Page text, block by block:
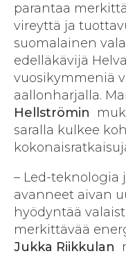
parantaa
vireyttä ja
suomalainen
edelläkävijä
vuosikymmeniä
aallonharjalla.
Hellströmin
saralla kulkee
– Led-teknologia
avanneet aivan
hyödyntää
merkittävää
Jukka Riikkulan